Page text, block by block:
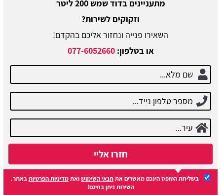
מתעניינים בדוד שמש 200 ליטר
וזקוקים לשירות?
השאירו פנייה ונחזור אליכם בהקדם!
או בטלפון:077-6052660
חזרו אליי
בשליחת הטופס הינכם מאשרים אתתנאי השימושואתמדיניות הפרטיותבאתר.
השירות ניתן בחינם!